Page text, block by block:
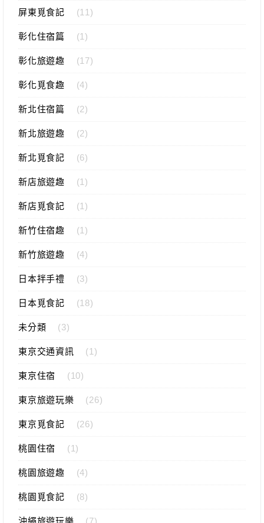
屏東覓食記 (11)
彰化住宿篇 (1)
彰化旅遊趣 (17)
彰化覓食趣 (4)
新北住宿篇 (2)
新北旅遊趣 (2)
新北覓食記 (6)
新店旅遊趣 (1)
新店覓食記 (1)
新竹住宿趣 (1)
新竹旅遊趣 (4)
日本拌手禮 (3)
日本覓食記 (18)
未分類 (3)
東京交通資訊 (1)
東京住宿 (10)
東京旅遊玩樂 (26)
東京覓食記 (26)
桃園住宿 (1)
桃園旅遊趣 (4)
桃園覓食記 (8)
沖繩旅遊玩樂 (7)